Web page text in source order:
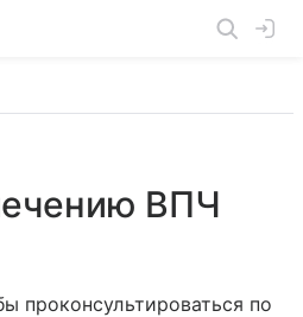
ВПЧ
проконсультироваться по